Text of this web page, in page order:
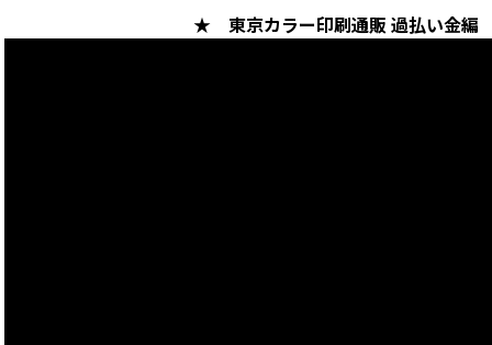
★ 東京カラー印刷通販 過払い金